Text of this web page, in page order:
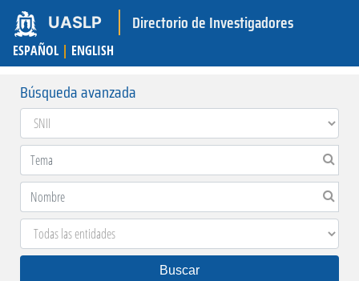
UASLP Directorio de Investigadores
ESPAÑOL | ENGLISH
Búsqueda avanzada
Buscar